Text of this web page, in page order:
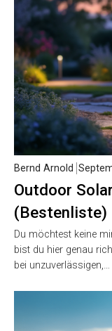
Outdoor
(Bestenliste)
Bernd Arnold
Du möchtest keine
bist du hier genau
bei unzuverlässigen,…